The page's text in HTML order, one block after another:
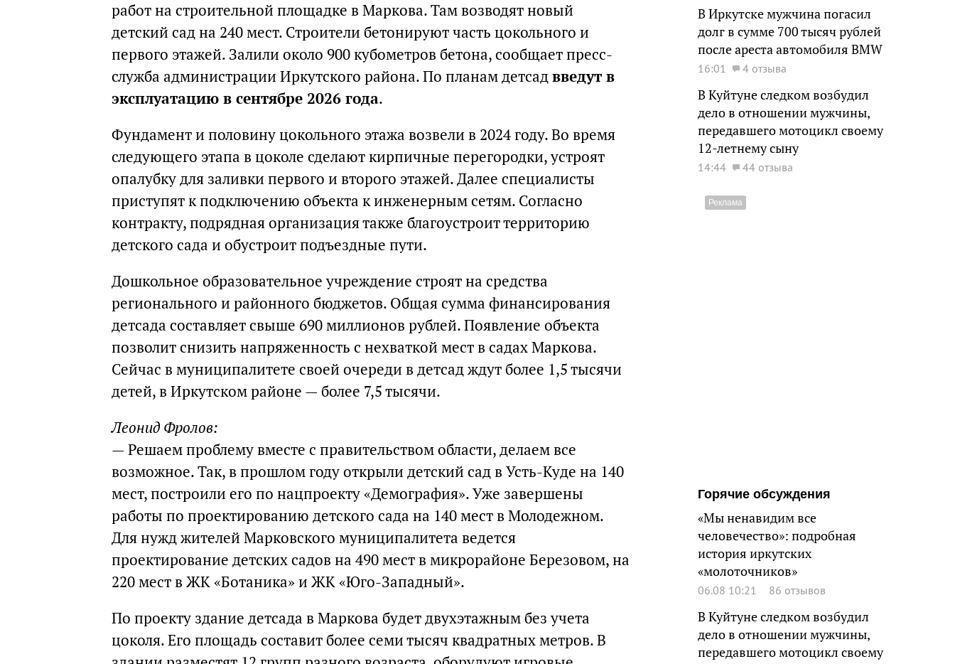
работ на строительной площадке в Маркова. Там возводят новый
детский сад на 240 мест. Строители бетонируют часть цокольного и
первого этажей. Залили около 900 кубометров бетона, сообщает пресс-
служба администрации Иркутского района. По планам детсадвведут в
эксплуатацию в сентябре 2026 года.
Фундамент и половину цокольного этажа возвели в 2024 году. Во время
следующего этапа в цоколе сделают кирпичные перегородки, устроят
опалубку для заливки первого и второго этажей. Далее специалисты
приступят к подключению объекта к инженерным сетям. Согласно
контракту, подрядная организация также благоустроит территорию
детского сада и обустроит подъездные пути.
Дошкольное образовательное учреждение строят на средства
регионального и районного бюджетов. Общая сумма финансирования
детсада составляет свыше 690 миллионов рублей. Появление объекта
позволит снизить напряженность с нехваткой мест в садах Маркова.
Сейчас в муниципалитете своей очереди в детсад ждут более 1,5 тысячи
детей, в Иркутском районе — более 7,5 тысячи.
Леонид Фролов:
— Решаем проблему вместе с правительством области, делаем все
возможное. Так, в прошлом году открыли детский сад в Усть-Куде на 140
мест, построили его по нацпроекту «Демография». Уже завершены
работы по проектированию детского сада на 140 мест в Молодежном.
Для нужд жителей Марковского муниципалитета ведется
проектирование детских садов на 490 мест в микрорайоне Березовом, на
220 мест в ЖК «Ботаника» и ЖК «Юго-Западный».
По проекту здание детсада в Маркова будет двухэтажным без учета
цоколя. Его площадь составит более семи тысяч квадратных метров. В
В Иркутске мужчина погасил
долг в сумме 700 тысяч рублей
после ареста автомобиля BMW
16:01 4 отзыва
В Куйтуне следком возбудил
дело в отношении мужчины,
передавшего мотоцикл своему
12-летнему сыну
14:44 44 отзыва
Горячие обсуждения
«Мы ненавидим все
человечество»: подробная
история иркутских
«молоточников»
06.08 10:21 86 отзывов
В Куйтуне следком возбудил
дело в отношении мужчины,
передавшего мотоцикл своему